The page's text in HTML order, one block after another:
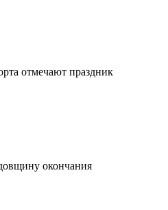
отмечают праздник
окончания